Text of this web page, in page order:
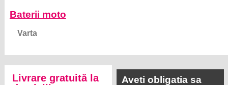
Baterii moto
Varta
Livrare gratuită la
Aveti obligatia sa